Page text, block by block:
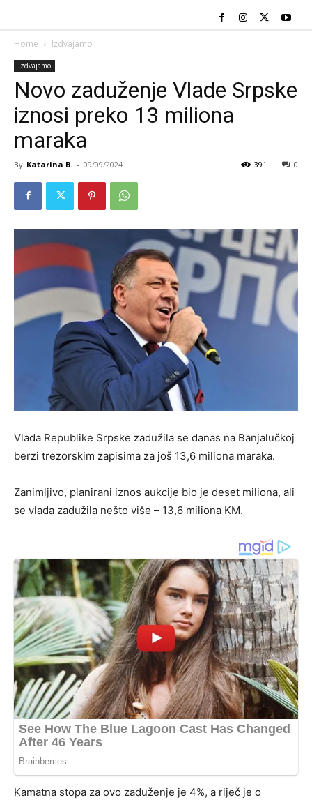
Home Izdvajamo
Izdvajamo
Novo zaduženje Vlade Srpske
iznosi preko 13 miliona
maraka
By Katarina B. - 09/09/2024 0
391
Vlada Republike Srpske zadužila se danas na Banjalučkoj
berzi trezorskim zapisima za još 13,6 miliona maraka.
Zanimljivo, planirani iznos aukcije bio je deset miliona, ali
se vlada zadužila nešto više – 13,6 miliona KM.
Kamatna stopa za ovo zaduženje je 4%, a riječ je o